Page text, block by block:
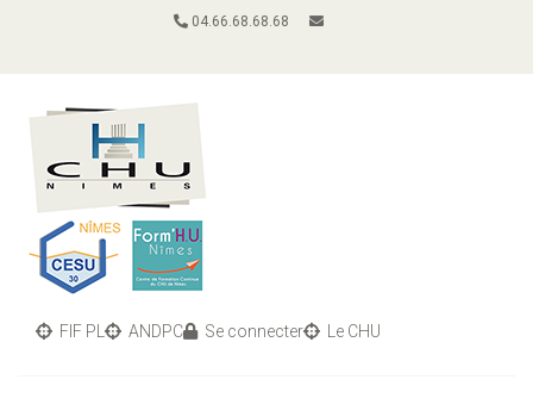
04.66.68.68.68
FIF PL ANDPC Se connecter Le CHU